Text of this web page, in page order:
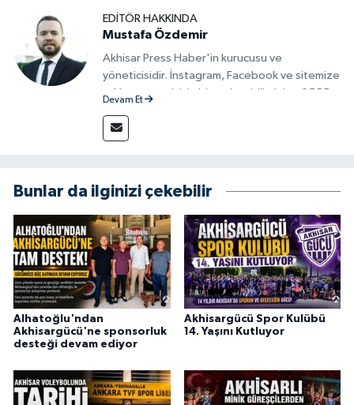
EDITÖR HAKKINDA
Mustafa Özdemir
Akhisar Press Haber'in kurucusu ve
yöneticisidir. İnstagram, Facebook ve sitemize
reklam vermek için bize ulaşabilirsiniz - 0555
Devam Et
Bunlar da ilginizi çekebilir
Alhatoğlu'ndan
Akhisargücü'ne sponsorluk
desteği devam ediyor
Akhisargücü Spor Kulübü
14. Yaşını Kutluyor